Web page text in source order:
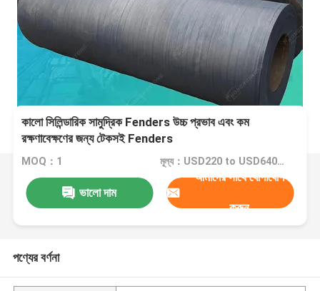
কালো সিলিন্ডারিক সামুদ্রিক Fenders উচ্চ প্রভাব এবং কম
রক্ষণাবেক্ষণের জন্য টেকসই Fenders
MOQ：1 মূল্য：USD220 to USD640 Per Piece
ভালো দাম
আমাদের সাথে যোগাযোগ
করুন
পণ্যের বর্ণনা